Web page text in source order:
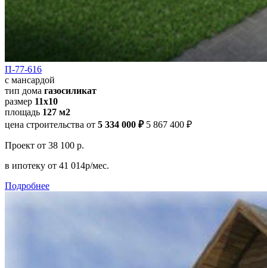
П-77-616
с мансардой
тип дома газосиликат
размер 11x10
площадь 127 м2
цена строительства от 5 334 000 ₽ 5 867 400 ₽
Проект от 38 100 р.
в ипотеку от 41 014р/мес.
Подробнее